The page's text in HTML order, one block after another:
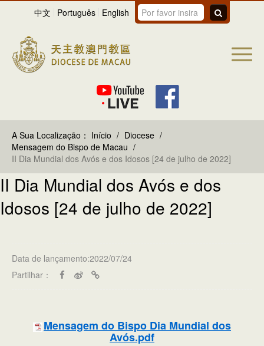
中文 Português English
A Sua Localização： Início / Diocese /
Mensagem do Bispo de Macau /
II Dia Mundial dos Avós e dos Idosos [24 de julho de 2022]
II Dia Mundial dos Avós e dos
Idosos [24 de julho de 2022]
Data de lançamento:2022/07/24
Partilhar：
Mensagem do Bispo Dia Mundial dos
Avós.pdf